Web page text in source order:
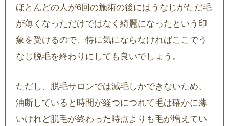
ほとんどの人が6回の施術の後にはうなじがただ毛
が薄くなっただけではなく綺麗になったという印
象を受けるので、特に気にならなければここでう
なじ脱毛を終わりにしても良いでしょう。
ただし、脱毛サロンでは減毛しかできないため、
油断していると時間が経つにつれて毛は確かに薄
いけれど脱毛が終わった時点よりも毛が増えてい